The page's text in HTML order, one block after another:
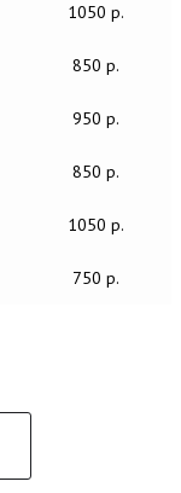
1050 р.
850 р.
950 р.
850 р.
1050 р.
750 р.